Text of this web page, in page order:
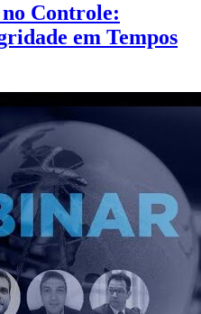
Controle:
em Tempos